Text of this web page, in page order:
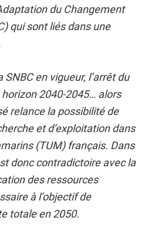
du Changement
qui sont liés dans une
en vigueur, l’arrêt du
2040-2045… alors
relance la possibilité de
et d’exploitation dans
(TUM) français. Dans
donc contradictoire avec la
des ressources
à l’objectif de
totale en 2050.